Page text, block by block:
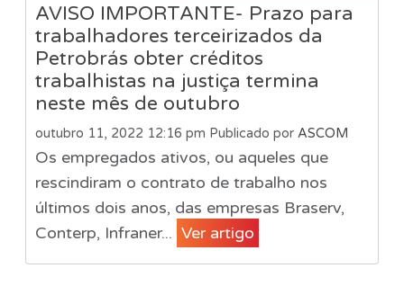
AVISO IMPORTANTE- Prazo para
trabalhadores terceirizados da
Petrobrás obter créditos
trabalhistas na justiça termina
neste mês de outubro
outubro 11, 2022 12:16 pm Publicado por ASCOM
Os empregados ativos, ou aqueles que
rescindiram o contrato de trabalho nos
últimos dois anos, das empresas Braserv,
Conterp, Infraner... Ver artigo